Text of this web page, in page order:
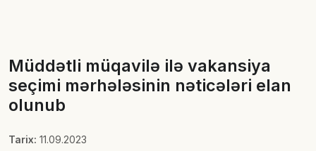
Müddətli müqavilə ilə vakansiya
seçimi mərhələsinin nəticələri elan
olunub
Tarix: 11.09.2023